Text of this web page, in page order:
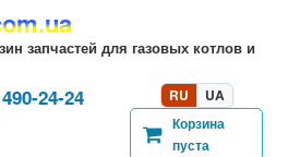
запчастей для газовых котлов и
24-24
RU
UA
Корзина
пуста